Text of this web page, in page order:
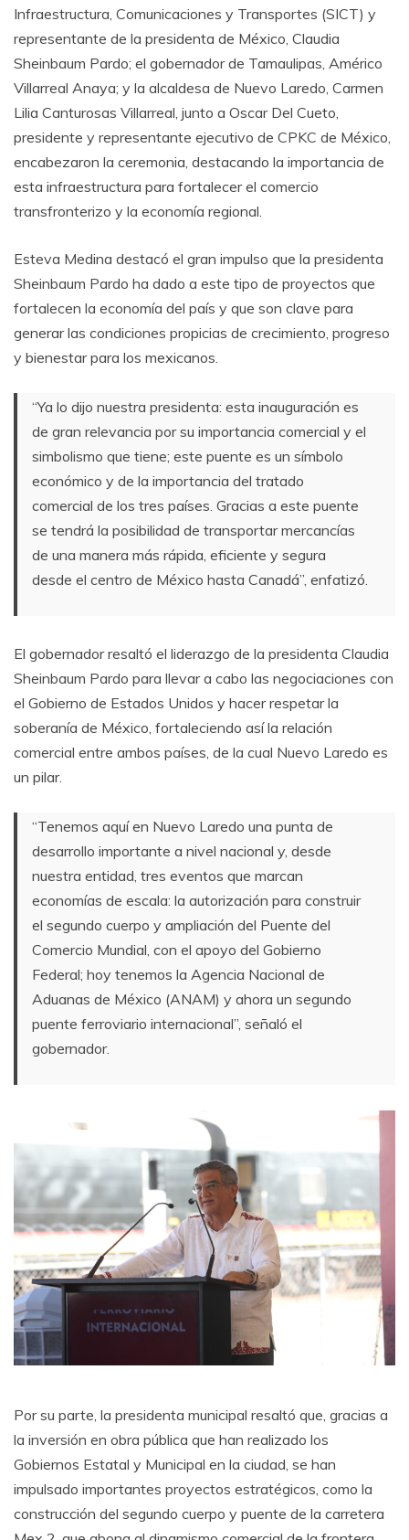
Infraestructura, Comunicaciones y Transportes (SICT) y
representante de la presidenta de México, Claudia
Sheinbaum Pardo; el gobernador de Tamaulipas, Américo
Villarreal Anaya; y la alcaldesa de Nuevo Laredo, Carmen
Lilia Canturosas Villarreal, junto a Oscar Del Cueto,
presidente y representante ejecutivo de CPKC de México,
encabezaron la ceremonia, destacando la importancia de
esta infraestructura para fortalecer el comercio
transfronterizo y la economía regional.
Esteva Medina destacó el gran impulso que la presidenta
Sheinbaum Pardo ha dado a este tipo de proyectos que
fortalecen la economía del país y que son clave para
generar las condiciones propicias de crecimiento, progreso
y bienestar para los mexicanos.
“Ya lo dijo nuestra presidenta: esta inauguración es
de gran relevancia por su importancia comercial y el
simbolismo que tiene; este puente es un símbolo
económico y de la importancia del tratado
comercial de los tres países. Gracias a este puente
se tendrá la posibilidad de transportar mercancías
de una manera más rápida, eficiente y segura
desde el centro de México hasta Canadá”, enfatizó.
El gobernador resaltó el liderazgo de la presidenta Claudia
Sheinbaum Pardo para llevar a cabo las negociaciones con
el Gobierno de Estados Unidos y hacer respetar la
soberanía de México, fortaleciendo así la relación
comercial entre ambos países, de la cual Nuevo Laredo es
un pilar.
“Tenemos aquí en Nuevo Laredo una punta de
desarrollo importante a nivel nacional y, desde
nuestra entidad, tres eventos que marcan
economías de escala: la autorización para construir
el segundo cuerpo y ampliación del Puente del
Comercio Mundial, con el apoyo del Gobierno
Federal; hoy tenemos la Agencia Nacional de
Aduanas de México (ANAM) y ahora un segundo
puente ferroviario internacional”, señaló el
gobernador.
Por su parte, la presidenta municipal resaltó que, gracias a
la inversión en obra pública que han realizado los
Gobiernos Estatal y Municipal en la ciudad, se han
impulsado importantes proyectos estratégicos, como la
construcción del segundo cuerpo y puente de la carretera